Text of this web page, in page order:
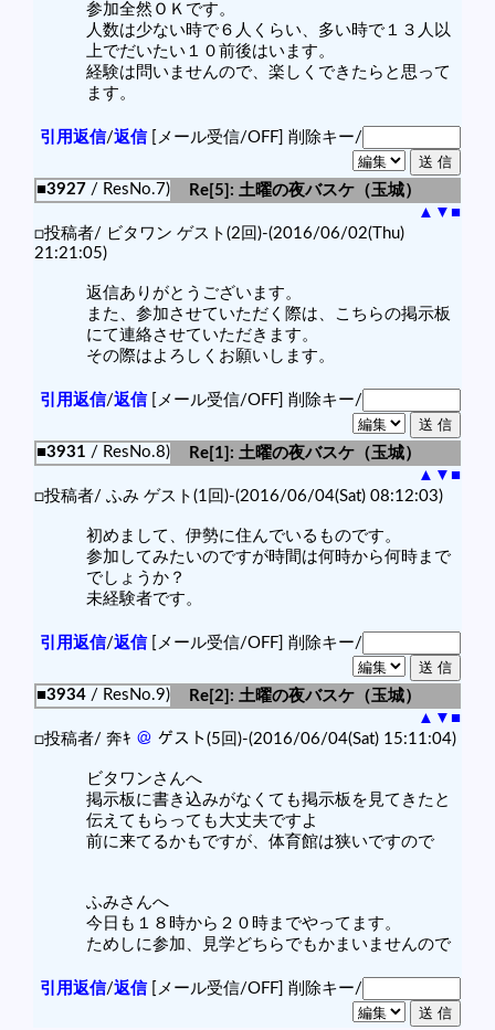
参加全然ＯＫです。
人数は少ない時で６人くらい、多い時で１３人以
上でだいたい１０前後はいます。
経験は問いませんので、楽しくできたらと思って
ます。
引用返信/返信[メール受信/OFF] 削除キー/
■3927 / ResNo.7)
Re[5]: 土曜の夜バスケ（玉城）
▲ ▼ ■
□投稿者/ ビタワン ゲスト(2回)-(2016/06/02(Thu)
21:21:05)
返信ありがとうございます。
また、参加させていただく際は、こちらの掲示板
にて連絡させていただきます。
その際はよろしくお願いします。
引用返信/返信[メール受信/OFF] 削除キー/
■3931 / ResNo.8)
Re[1]: 土曜の夜バスケ（玉城）
▲ ▼ ■
□投稿者/ ふみ ゲスト(1回)-(2016/06/04(Sat) 08:12:03)
初めまして、伊勢に住んでいるものです。
参加してみたいのですが時間は何時から何時まで
でしょうか？
未経験者です。
引用返信/返信[メール受信/OFF] 削除キー/
■3934 / ResNo.9)
Re[2]: 土曜の夜バスケ（玉城）
▲ ▼ ■
□投稿者/ 奔ｷ ＠ ゲスト(5回)-(2016/06/04(Sat) 15:11:04)
ビタワンさんへ
掲示板に書き込みがなくても掲示板を見てきたと
伝えてもらっても大丈夫ですよ
前に来てるかもですが、体育館は狭いですので
ふみさんへ
今日も１８時から２０時までやってます。
ためしに参加、見学どちらでもかまいませんので
引用返信/返信[メール受信/OFF] 削除キー/